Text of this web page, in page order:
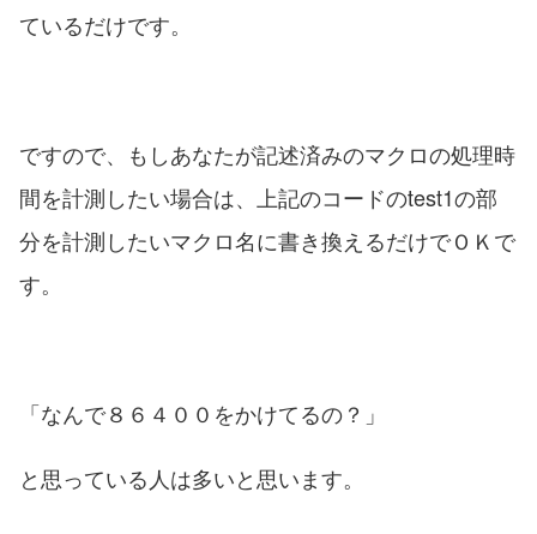
ているだけです。
ですので、もしあなたが記述済みのマクロの処理時
間を計測したい場合は、上記のコードのtest1の部
分を計測したいマクロ名に書き換えるだけでＯＫで
す。
「なんで８６４００をかけてるの？」
と思っている人は多いと思います。